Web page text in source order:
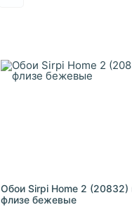
Обои Sirpi Home 2 (20832)
флизе бежевые